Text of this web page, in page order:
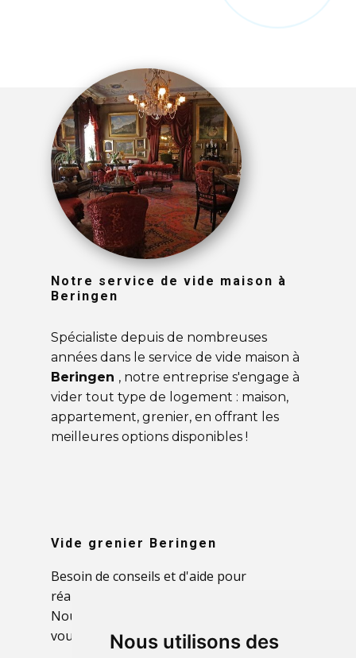
Nous utilisons des
Notre service de vide maison à
Beringen
Spécialiste depuis de nombreuses
années dans le service de vide maison à
Beringen , notre entreprise s'engage à
vider tout type de logement : maison,
appartement, grenier, en offrant les
meilleures options disponibles !
Vide grenier Beringen
Besoin de conseils et d'aide pour
réaménager votre grenier à Beringen ?
Nous désencombrons entièrement pour
vous permettre de repenser cet espace.